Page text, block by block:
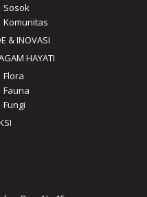
Sosok
Komunitas
& INOVASI
HAYATI
Flora
Fauna
Fungi